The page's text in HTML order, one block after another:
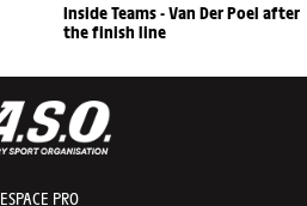
Inside Teams - Van Der Poel after
the finish line
ESPACE PRO